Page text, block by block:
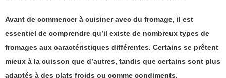
Avant de commencer à cuisiner avec du fromage, il est
essentiel de comprendre qu’il existe de nombreux types de
fromages aux caractéristiques différentes. Certains se prêtent
mieux à la cuisson que d’autres, tandis que certains sont plus
adaptés à des plats froids ou comme condiments.